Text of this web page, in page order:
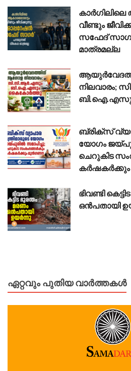
കാർഗിലിലെ
വീണ്ടും
സഫേദ്
മാത്രമല്ല
നിലവാരം;
ബ്രിക്സ്
യോഗം
ചെറുകിട
ഭിവണ്ടി
ഒൻപതായി
ഏറ്റവും പുതിയ വാർത്തകൾ